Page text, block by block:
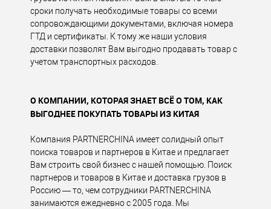
сроки получать необходимые товары со всеми
сопровождающими документами, включая номера
ГТД и сертификаты. К тому же наши условия
доставки позволят Вам выгодно продавать товар с
учетом транспортных расходов.
О КОМПАНИИ, КОТОРАЯ ЗНАЕТ ВСЁ О ТОМ, КАК
ВЫГОДНЕЕ ПОКУПАТЬ ТОВАРЫ ИЗ КИТАЯ
Компания PARTNERCHINA имеет солидный опыт
поиска товаров и партнеров в Китае и предлагает
Вам строить свой бизнес с нашей помощью. Поиск
партнеров и товаров в Китае и доставка грузов в
Россию — то, чем сотрудники PARTNERCHINA
занимаются ежедневно с 2005 года. Мы